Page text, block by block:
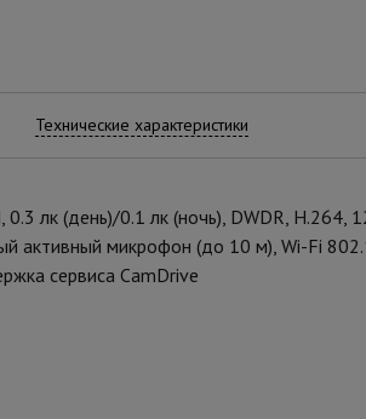
Технические характеристики
лк (день)/0.1 лк (ночь), DWDR,
активный микрофон (до 10 м), Wi-Fi
сервиса CamDrive